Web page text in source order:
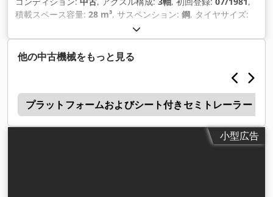
積載スペース容量: 28 m³, サスペンション: 鋼, タイヤサイズ:
, ホイールベース:1,350 mm
他の中古機械をもっと見る
プラットフォームおよびシート付きセミトレーラー
小型広告